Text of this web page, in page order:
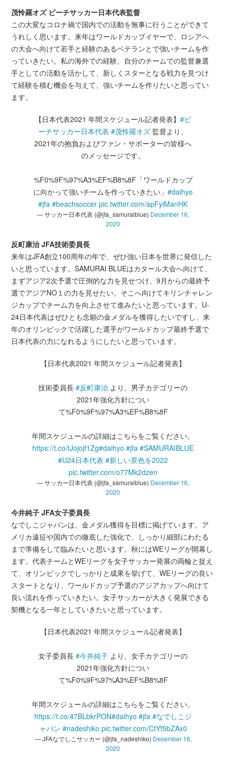
茂怜羅オズ ビーチサッカー日本代表監督
この大変なコロナ禍で国内での活動を無事に行うことができて
うれしく思います。来年はワールドカップイヤーで、ロシアへ
の大会へ向けて若手と経験のあるベテランとで強いチームを作
っていきたい。私の海外での経験、自分のチームでの監督兼選
手としての活動を活かして、新しくスターとなる戦力を見つけ
て経験を積む機会を与えて、強いチームを作りたいと思ってい
ます。
【日本代表2021 年間スケジュール記者発表】 #ビ
ーチサッカー日本代表 #茂怜羅オズ 監督より、
2021年の抱負およびファン・サポーターの皆様へ
のメッセージです。
%F0%9F%97%A3%EF%B8%8F「ワールドカップ
に向かって強いチームを作っていきたい」 #daihyo
#jfa #beachsoccer pic.twitter.com/apFyiManHK
— サッカー日本代表 (@jfa_samuraiblue) December 16,
2020
反町康治 JFA技術委員長
来年はJFA創立100周年の年で、ぜひ強い日本を世界に発信した
いと思っています。SAMURAI BLUEはカタール大会へ向けて、
まずアジア2次予選で圧倒的な力を見せつけ、9月からの最終予
選でアジアNO１の力を見せたい。そこへ向けてキリンチャレン
ジカップでチーム力を向上させて進みたいと思っています。U-
24日本代表はぜひとも念願の金メダルを獲得したいですし、来
年のオリンピックで活躍した選手がワールドカップ最終予選で
日本代表の力になれるようにしたいと思っています。
【日本代表2021 年間スケジュール記者発表】
技術委員長 #反町康治 より、男子カテゴリーの
2021年強化方針につい
て%F0%9F%97%A3%EF%B8%8F
年間スケジュールの詳細はこちらをご覧ください。
https://t.co/tJojojf1Zg#daihyo #jfa #SAMURAIBLUE
#U24日本代表 #新しい景色を2022
pic.twitter.com/o77Mk2dzen
— サッカー日本代表 (@jfa_samuraiblue) December 16,
2020
今井純子 JFA女子委員長
なでしこジャパンは、金メダル獲得を目標に掲げています。ア
メリカ遠征や国内での徹底した強化で、しっかり細部にわたる
まで準備をして臨みたいと思います。秋にはWEリーグが開幕し
ます。代表チームとWEリーグを女子サッカー発展の両輪と捉え
て、オリンピックでしっかりと成果を挙げて、WEリーグの良い
スタートとなり、ワールドカップ予選のアジアカップへ向けて
良い流れを作っていきたい。女子サッカーが大きく発展できる
契機となる一年としていきたいと思っています。
【日本代表2021 年間スケジュール記者発表】
女子委員長 #今井純子 より、女子カテゴリーの
2021年強化方針につい
て%F0%9F%97%A3%EF%B8%8F
年間スケジュールの詳細はこちらをご覧ください。
https://t.co/47BLbkrPON#daihyo #jfa #なでしこジ
ャパン #nadeshiko pic.twitter.com/CtYf5bZAx0
— JFAなでしこサッカー (@jfa_nadeshiko) December 16,
2020